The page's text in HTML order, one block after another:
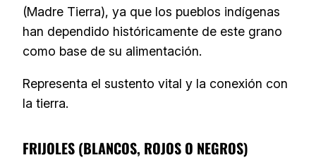
(Madre Tierra), ya que los pueblos indígenas
han dependido históricamente de este grano
como base de su alimentación.
Representa el sustento vital y la conexión con
la tierra.
FRIJOLES (BLANCOS, ROJOS O NEGROS)